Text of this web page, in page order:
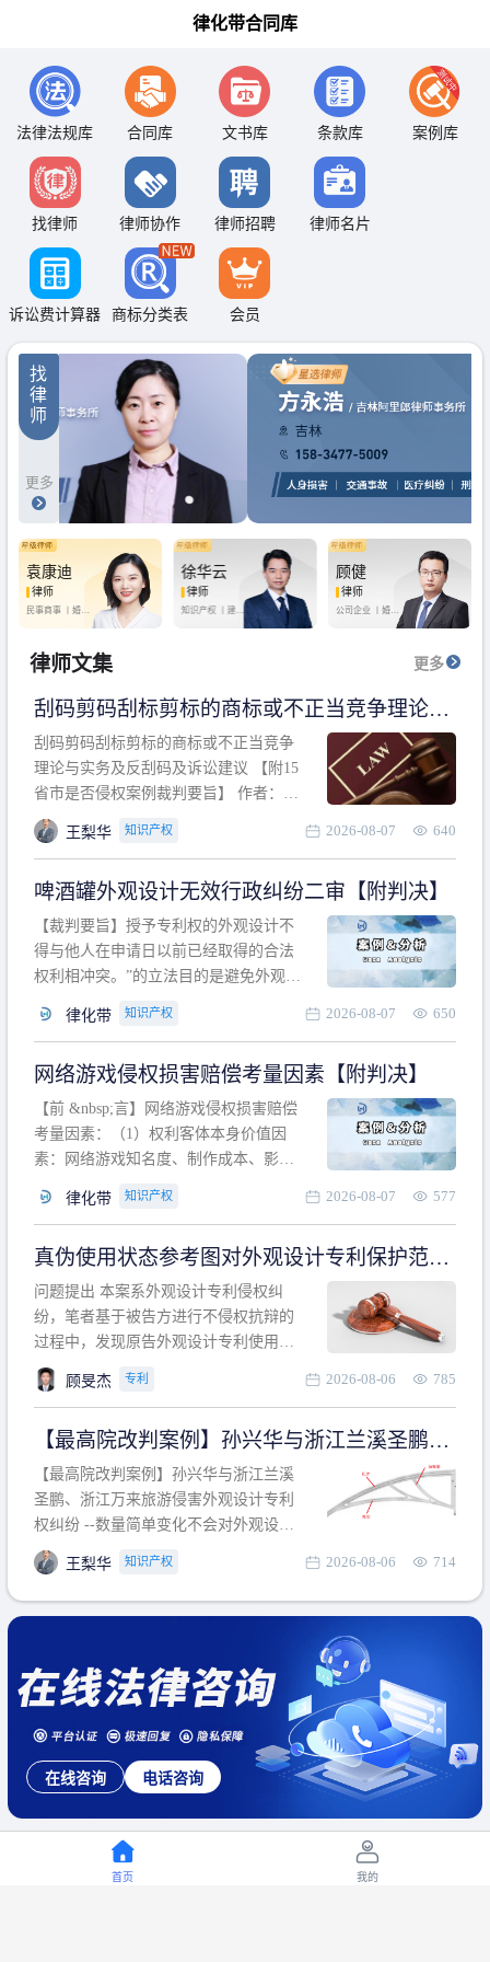
律化带合同库
法律法规库 合同库 文书库 条款库 案例库
找律师 律师协作 律师招聘 律师名片
诉讼费计算器 商标分类表 会员
找
律
师
更多
袁康迪
律师
民事商事 丨 婚姻
徐华云
律师
知识产权 丨 建设
顾健
律师
公司企业 丨婚姻
房产纠纷
律师文集 更多
刮码剪码刮标剪标的商标或不正当竞争理论与
实务及反刮码及诉讼建议 【附15省市是否侵权
案例裁判要旨】
刮码剪码刮标剪标的商标或不正当竞争
理论与实务及反刮码及诉讼建议 【附15
省市是否侵权案例裁判要旨】 作者：浙
江杭知桥律师事务所 王梨华 周靖超 【导
读】 第一部分：刮码剪码刮标剪标的商
诉讼建议 第二部分：15省市是否侵权案
例的裁判要旨 目录 第一部分、刮码剪码
刮
王梨华 知识产权 2026-08-07 640
啤酒罐外观设计无效行政纠纷二审【附判决】
【裁判要旨】授予专利权的外观设计不
得与他人在申请日以前已经取得的合法
权利相冲突。”的立法目的是避免外观设
冲突。基于此，凡是因该外观设计的实
于该款规定的规制范畴。“合法权利”不宜
作狭义解释，一般情况下，只要依法享
有的、在本专利申请日之
律化带 知识产权 2026-08-07 650
网络游戏侵权损害赔偿考量因素【附判决】
【前 &nbsp;言】网络游戏侵权损害赔偿
考量因素：（1）权利客体本身价值因
素：网络游戏知名度、制作成本、影响
利角度因素：被诉侵权游戏销售数量、
人数、活跃人数、市场占用率；（3）被
告主观因素：被告的主观恶意、是否明
知或应知、是否有
律化带 知识产权 2026-08-07 577
真伪使用状态参考图对外观设计专利保护范围
的影响
问题提出 本案系外观设计专利侵权纠
纷，笔者基于被告方进行不侵权抗辩的
过程中，发现原告外观设计专利使用状
态参考图中的外观设计与被告涉案商品
的视觉效果存在显著区别。故就使用状
保护范围确定进行了研究，将办案体会
与研究过程记录如下： 简要结论： 笔者
提出使用状态参考图应以
顾旻杰 专利 2026-08-06 785
【最高院改判案例】孙兴华与浙江兰溪圣鹏、
浙江万来旅游侵害外观设计专利权纠纷
【最高院改判案例】孙兴华与浙江兰溪
圣鹏、浙江万来旅游侵害外观设计专利
权纠纷 --数量简单变化不会对外观设计
产生视觉影响，及现有设计抗辩与专利
无效再审改判可以执行回转 【承办律
师】 王梨华 浙江杭知桥律师事务所 【案
民再2
王梨华 知识产权 2026-08-06 714
在线咨询 电话咨询
首页 我的